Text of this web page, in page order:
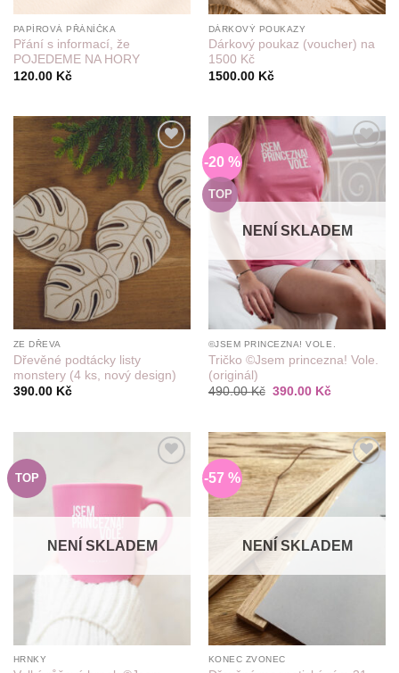
PAPÍROVÁ PŘÁNÍČKA
Přání s informací, že
POJEDEME NA HORY
120.00 Kč
DÁRKOVÝ POUKAZY
Dárkový poukaz (voucher) na
1500 Kč
1500.00 Kč
Do
seznamu
přání
ZE DŘEVA
Dřevěné podtácky listy
monstery (4 ks, nový design)
390.00 Kč
-20 %
TOP
Do
seznamu
NENÍ SKLADEM
©JSEM PRINCEZNA! VOLE.
Tričko ©Jsem princezna! Vole.
(originál)
490.00Kč Původní
390.00 KčAktuální
TOP
seznamu
přání
NENÍ SKLADEM
HRNKY
-57 %
Do
seznamu
NENÍ SKLADEM
KONEC ZVONEC